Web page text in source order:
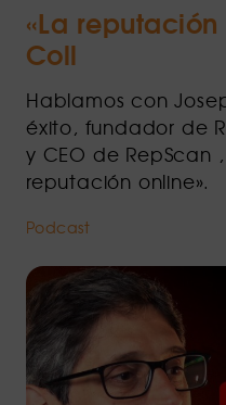
«La
Coll
Hablamos con
éxito, fundador de
y CEO de RepScan
reputación online».
Podcast